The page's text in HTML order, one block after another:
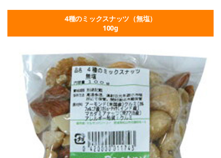
4種のミックスナッツ（無塩）
100g